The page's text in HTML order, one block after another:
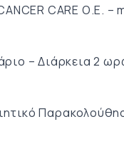
CARE Ο.Ε. –
– Διάρκεια 2